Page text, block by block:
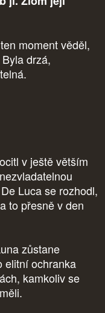
moment věděl,
drzá,
v ještě větším
Luca se rozhodl,
to přesně v den
zůstane
elitní ochranka
kamkoliv se